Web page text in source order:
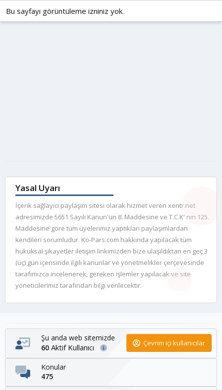
Bu sayfayı görüntüleme izniniz yok.
Yasal Uyarı
İçerik sağlayıcı paylaşım sitesi olarak hizmet veren xentr.net
adresimizde 5651 Sayılı Kanun'un 8. Maddesine ve T.C.K' nın 125.
Maddesine göre tüm üyelerimiz yaptıkları paylaşımlardan
kendileri sorumludur. Ko-Pars.com hakkında yapılacak tüm
hukuksal şikayetler iletişim linkimizden bize ulaşıldıktan en geç 3
(üç) gün içerisinde ilgili kanunlar ve yönetmelikler çerçevesinde
tarafımızca incelenerek, gereken işlemler yapılacak ve site
yöneticilerimiz tarafından bilgi verilecektir.
Şu anda web sitemizde
60 Aktif Kullanıcı Çevrim içi kullanıcılar
Konular
475